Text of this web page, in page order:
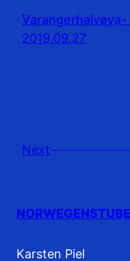
2019.09.27
Next
NORWEGENSTUBE
Karsten Piel